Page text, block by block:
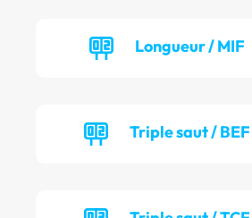
Longueur / MIF
Triple saut / BEF